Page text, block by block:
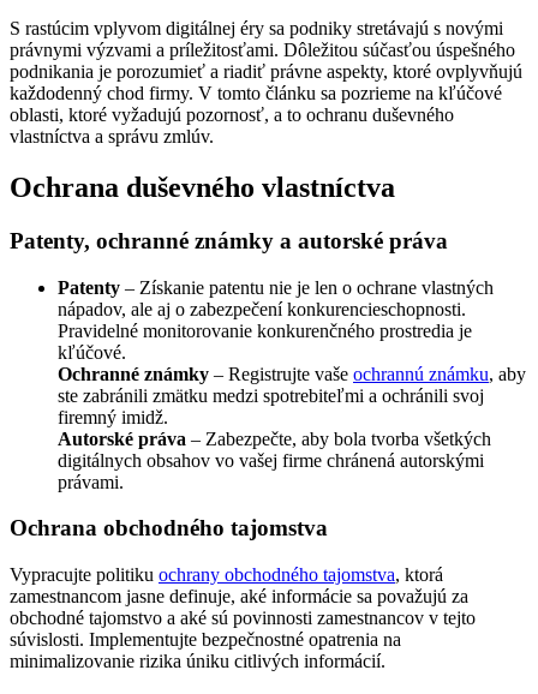
S rastúcim vplyvom digitálnej éry sa podniky stretávajú s novými
právnymi výzvami a príležitosťami. Dôležitou súčasťou úspešného
podnikania je porozumieť a riadiť právne aspekty, ktoré ovplyvňujú
každodenný chod firmy. V tomto článku sa pozrieme na kľúčové
oblasti, ktoré vyžadujú pozornosť, a to ochranu duševného
vlastníctva a správu zmlúv.
Ochrana duševného vlastníctva
Patenty, ochranné známky a autorské práva
Patenty – Získanie patentu nie je len o ochrane vlastných
nápadov, ale aj o zabezpečení konkurencieschopnosti.
Pravidelné monitorovanie konkurenčného prostredia je
kľúčové.
Ochranné známky – Registrujte vaše ochrannú známku, aby
ste zabránili zmätku medzi spotrebiteľmi a ochránili svoj
firemný imidž.
Autorské práva – Zabezpečte, aby bola tvorba všetkých
digitálnych obsahov vo vašej firme chránená autorskými
právami.
Ochrana obchodného tajomstva
Vypracujte politiku ochrany obchodného tajomstva, ktorá
zamestnancom jasne definuje, aké informácie sa považujú za
obchodné tajomstvo a aké sú povinnosti zamestnancov v tejto
súvislosti. Implementujte bezpečnostné opatrenia na
minimalizovanie rizika úniku citlivých informácií.